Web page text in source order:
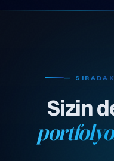
—
Sizin